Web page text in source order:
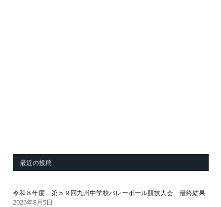
最近の投稿
令和８年度 第５９回九州中学校バレーボール競技大会 最終結果
2026年8月5日